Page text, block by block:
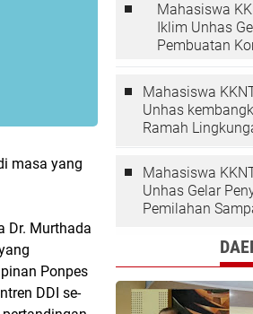
masa yang
Dr. Murthada
Ponpes
DDI se-
Mahasiswa
Iklim Unhas
Pembuatan
Mahasiswa
Unhas
Ramah
Mahasiswa
Unhas Gelar
Pemilahan
Desa Kaloling